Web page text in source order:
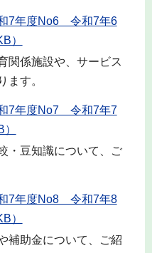
7年度No6 令和7年6
）
関係施設や、サービス
ます。
7年度No7 令和7年7
・豆知識について、ご
7年度No8 令和7年8
）
補助金について、ご紹